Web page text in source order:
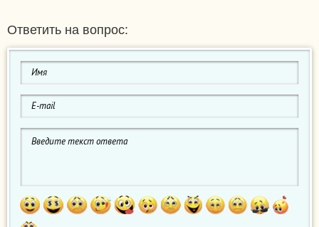
Ответить на вопрос: